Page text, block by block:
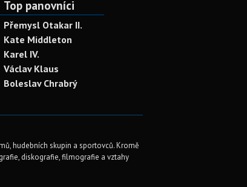
Top panovníci
Přemysl Otakar II.
Kate Middleton
Karel IV.
Václav Klaus
Boleslav Chrabrý
hudebních skupin a sportovců. Kromě
diskografie, filmografie a vztahy